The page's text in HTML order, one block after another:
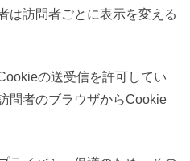
は訪問者ごとに表示を変える
の送受信を許可してい
問者のブラウザからCookie